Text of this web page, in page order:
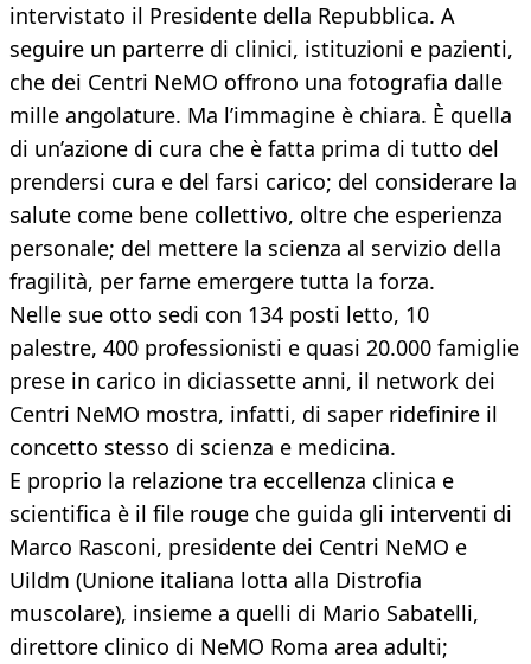
intervistato il Presidente della Repubblica. A
seguire un parterre di clinici, istituzioni e pazienti,
che dei Centri NeMO offrono una fotografia dalle
mille angolature. Ma l’immagine è chiara. È quella
di un’azione di cura che è fatta prima di tutto del
prendersi cura e del farsi carico; del considerare la
salute come bene collettivo, oltre che esperienza
personale; del mettere la scienza al servizio della
fragilità, per farne emergere tutta la forza.
Nelle sue otto sedi con 134 posti letto, 10
palestre, 400 professionisti e quasi 20.000 famiglie
prese in carico in diciassette anni, il network dei
Centri NeMO mostra, infatti, di saper ridefinire il
concetto stesso di scienza e medicina.
E proprio la relazione tra eccellenza clinica e
scientifica è il file rouge che guida gli interventi di
Marco Rasconi, presidente dei Centri NeMO e
Uildm (Unione italiana lotta alla Distrofia
muscolare), insieme a quelli di Mario Sabatelli,
direttore clinico di NeMO Roma area adulti;